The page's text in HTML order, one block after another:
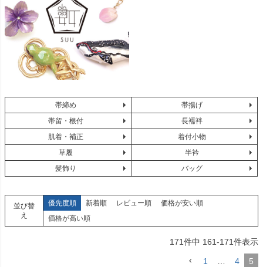
帯締め
帯揚げ
帯留・根付
長襦袢
肌着・補正
着付小物
草履
半衿
髪飾り
バッグ
並び替
え
優先度順 新着順 レビュー順
価格が安い順
価格が高い順
171件中 161-171件表示
1 … 4 5